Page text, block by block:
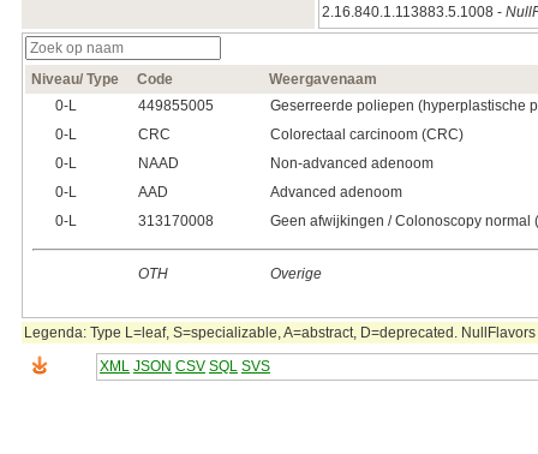
2.16.840.1.113883.5.1008 -
Niveau/ Type Code
Weergavenaam
0‑L
449855005
Geserreerde poliepen (hyperplastische
0‑L
CRC
Colorectaal carcinoom (CRC)
0‑L
NAAD
Non-advanced adenoom
0‑L
AAD
Advanced adenoom
0‑L
313170008 Geen afwijkingen / Colonoscopy normal
OTH Overige
Legenda: Type L=leaf, S=specializable, A=abstract, D=deprecated.
XML JSON CSV SQL SVS